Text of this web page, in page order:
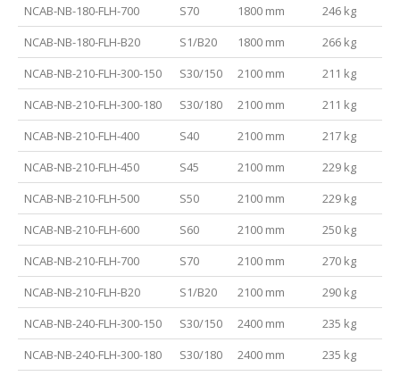
NCAB-NB-180-FLH-700
S70 1800 mm
246 kg
NCAB-NB-180-FLH-B20
S1/B20 1800 mm
266 kg
NCAB-NB-210-FLH-300-150
S30/150 2100 mm
211 kg
NCAB-NB-210-FLH-300-180
S30/180 2100 mm
211 kg
NCAB-NB-210-FLH-400
S40 2100 mm
217 kg
NCAB-NB-210-FLH-450
S45 2100 mm
229 kg
NCAB-NB-210-FLH-500
S50 2100 mm
229 kg
NCAB-NB-210-FLH-600
S60 2100 mm
250 kg
NCAB-NB-210-FLH-700
S70 2100 mm
270 kg
NCAB-NB-210-FLH-B20
S1/B20 2100 mm
290 kg
NCAB-NB-240-FLH-300-150
S30/150 2400 mm
235 kg
NCAB-NB-240-FLH-300-180
S30/180 2400 mm
235 kg